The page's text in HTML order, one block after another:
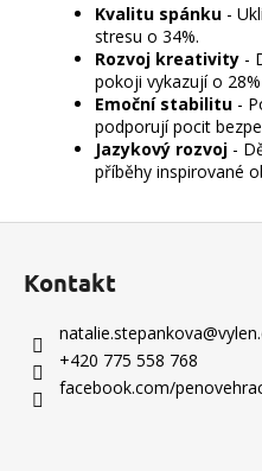
Kvalitu spánku -
stresu o 34%.
Rozvoj kreativity -
pokoji vykazují o
Emoční stabilitu -
podporují pocit
Jazykový rozvoj -
příběhy inspirované
Kontakt
natalie.stepankova@
+420 775 558 768
facebook.com/